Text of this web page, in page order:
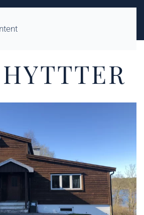
det 2
6 sengeplasser fordelt på